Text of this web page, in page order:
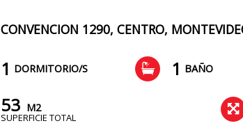
CONVENCION 1290, CENTRO,
1 DORMITORIO/S 1 BAÑO
53 M2
SUPERFICIE TOTAL